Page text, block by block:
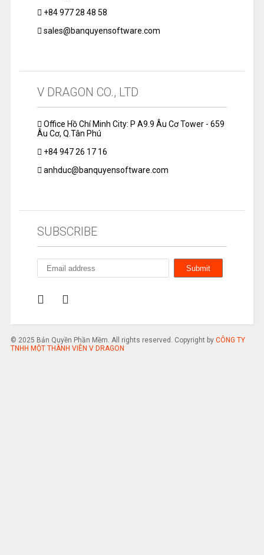
+84 977 28 48 58
sales@banquyensoftware.com
V DRAGON CO., LTD
Office Hồ Chí Minh City: P A9.9 Âu Cơ Tower - 659
Âu Cơ, Q.Tân Phú
+84 947 26 17 16
anhduc@banquyensoftware.com
SUBSCRIBE
© 2025 Bản Quyền Phần Mềm. All rights reserved. Copyright by CÔNG TY
TNHH MỘT THÀNH VIÊN V DRAGON